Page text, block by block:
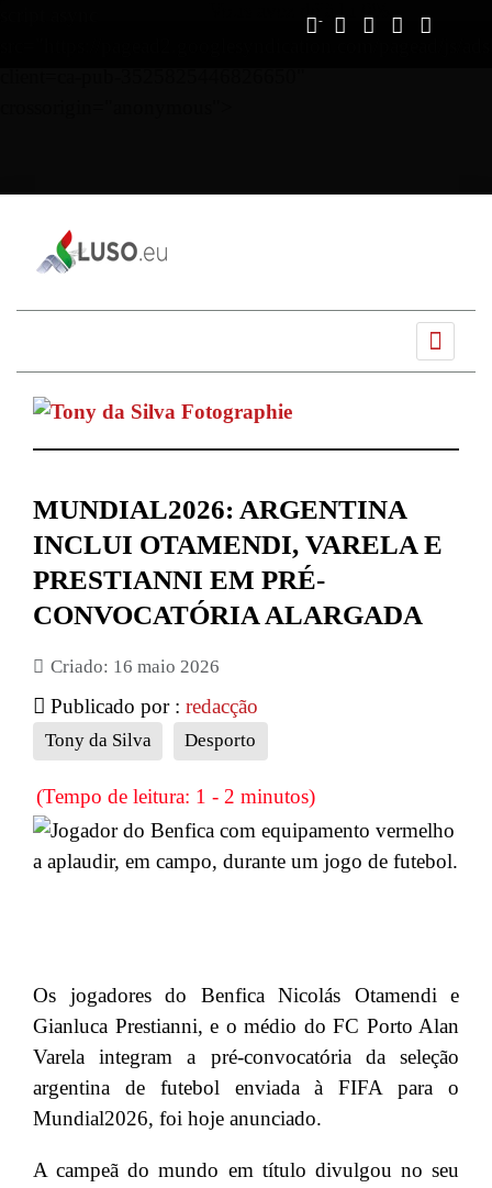
MUNDIAL2026: ARGENTINA
INCLUI OTAMENDI, VARELA E
PRESTIANNI EM PRÉ-
CONVOCATÓRIA ALARGADA
Criado: 16 maio 2026
Publicado por : redacção
Tony da Silva Desporto
(Tempo de leitura: 1 - 2 minutos)
Os jogadores do Benfica Nicolás Otamendi e
Gianluca Prestianni, e o médio do FC Porto Alan
Varela integram a pré-convocatória da seleção
argentina de futebol enviada à FIFA para o
Mundial2026, foi hoje anunciado.
A campeã do mundo em título divulgou no seu